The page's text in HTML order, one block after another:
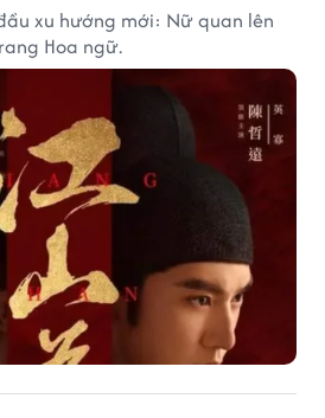
xu hướng mới: Nữ quan lên
Hoa ngữ.